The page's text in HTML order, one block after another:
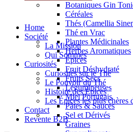
Botaniques Gin
Céréales
Thés (Camellia
Thé en Vrac
Plantes Médicinales
Herbes Aromatiques
Épices
Fruit Déshydraté
Fruits Secs
Légumineuses
Miel Portugais
Pâtes & Sauces
Sel et Dérivés
Graines
Home
Société
La Mission
Qui Sommes
Curiosités
Curiosités sur le Thé
Le Pouvoir du Thé
Histoire des Épices
Les Épices les plus chères
Contact
Revente B2B